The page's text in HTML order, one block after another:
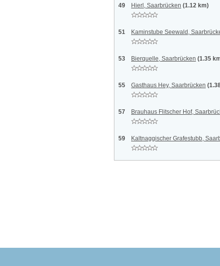
49 Hierl, Saarbrücken (1.12 km)
51 Kaminstube Seewald,
53 Bierquelle, Saarbrücken (1.35
55 Gasthaus Hey, Saarbrücken
57 Brauhaus Flitscher Hof,
59 Kaltnaggischer Grafestubb,